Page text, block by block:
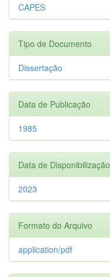
CAPES
Tipo de Documento
Dissertação
Data de Publicação
1985
Data de Disponibilização
2023
Formato do Arquivo
application/pdf